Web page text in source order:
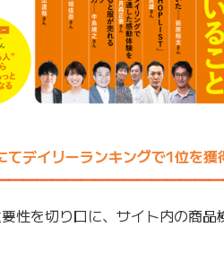
てデイリーランキングで1位を獲
性を切り口に、サイト内の商